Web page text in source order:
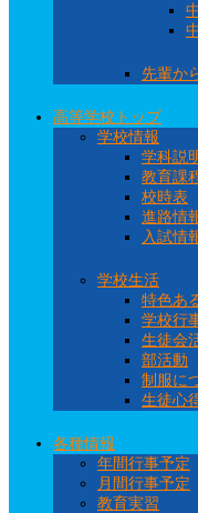
先輩か
高等学校トップ
学校情報
学科説
教育課
校時表
進路情
入試情
学校生活
特色あ
学校行
生徒会
部活動
制服に
生徒心
各種情報
年間行事予定
月間行事予定
教育実習